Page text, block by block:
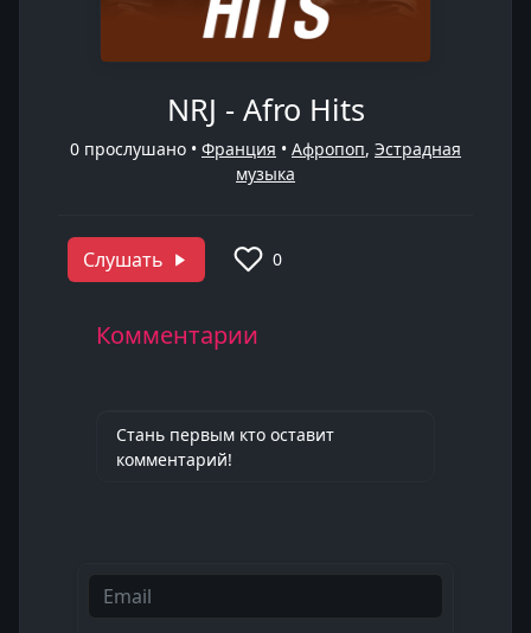
NRJ - Afro Hits
0 прослушано • Франция • Афропоп, Эстрадная
музыка
Слушать 0
Комментарии
Стань первым кто оставит
комментарий!